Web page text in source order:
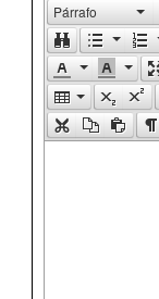
Párrafo